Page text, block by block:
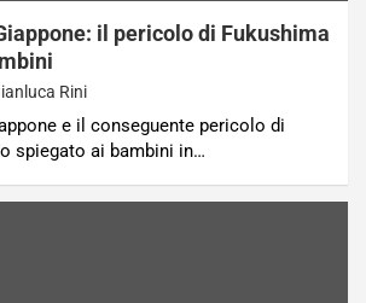
il pericolo di Fukushima
Rini
e il conseguente pericolo di
spiegato ai bambini in…